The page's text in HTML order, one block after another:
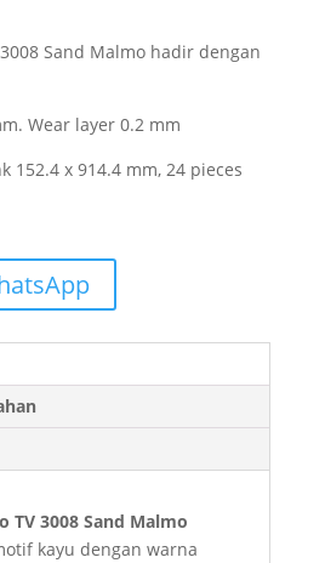
Sand Malmo hadir dengan
Wear layer 0.2 mm
152.4 x 914.4 mm, 24 pieces
TV 3008 Sand Malmo
kayu dengan warna